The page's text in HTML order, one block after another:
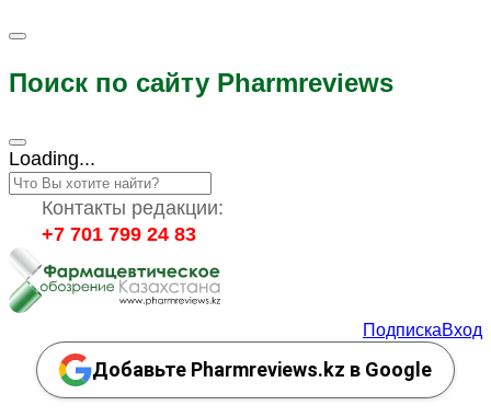
Поиск по сайту Pharmreviews
Loading...
Контакты редакции:
+7 701 799 24 83
ПодпискаВход
Добавьте Pharmreviews.kz в Google